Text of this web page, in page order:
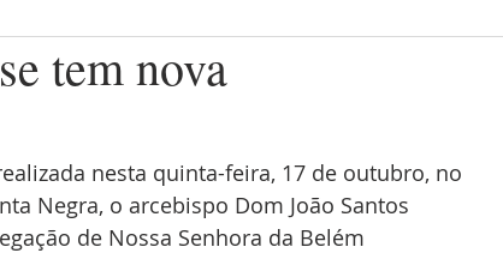
tem nova
nesta quinta-feira, 17 de outubro, no
Negra, o arcebispo Dom João Santos
de Nossa Senhora da Belém